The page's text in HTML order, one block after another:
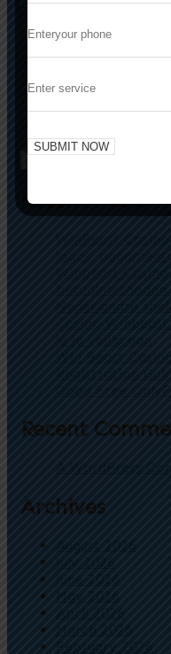
Previous The
Unveiling the
Search
Recent Posts
Recent
Archives